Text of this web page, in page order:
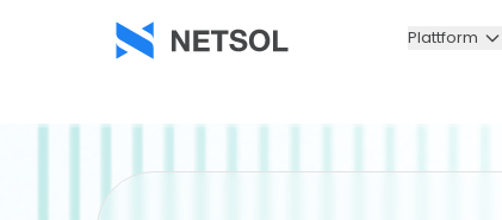
Plattform